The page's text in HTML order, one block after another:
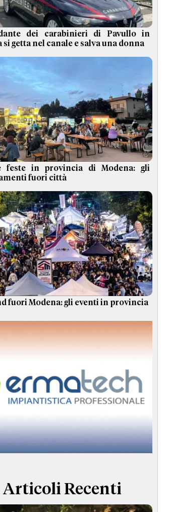
dei carabinieri di Pavullo in
si getta nel canale e salva una donna
feste in provincia di Modena: gli
fuori città
fuori Modena: gli eventi in provincia
Articoli Recenti